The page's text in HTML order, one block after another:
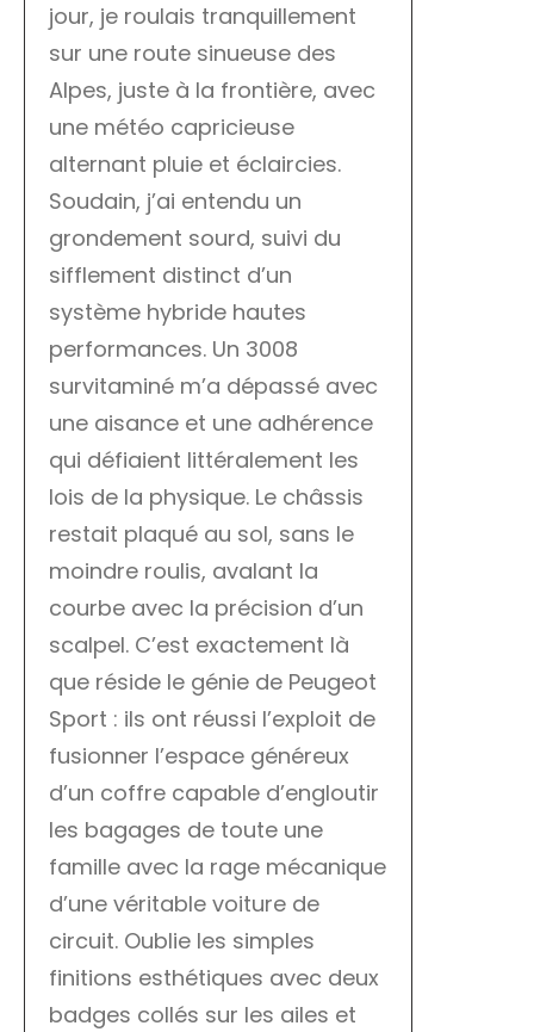
jour, je roulais tranquillement
sur une route sinueuse des
Alpes, juste à la frontière, avec
une météo capricieuse
alternant pluie et éclaircies.
Soudain, j’ai entendu un
grondement sourd, suivi du
sifflement distinct d’un
système hybride hautes
performances. Un 3008
survitaminé m’a dépassé avec
une aisance et une adhérence
qui défiaient littéralement les
lois de la physique. Le châssis
restait plaqué au sol, sans le
moindre roulis, avalant la
courbe avec la précision d’un
scalpel. C’est exactement là
que réside le génie de Peugeot
Sport : ils ont réussi l’exploit de
fusionner l’espace généreux
d’un coffre capable d’engloutir
les bagages de toute une
famille avec la rage mécanique
d’une véritable voiture de
circuit. Oublie les simples
finitions esthétiques avec deux
badges collés sur les ailes et